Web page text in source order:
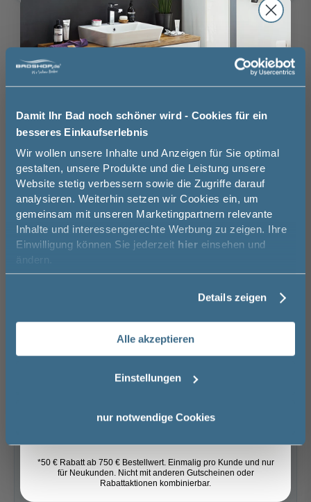
Damit Ihr Bad noch schöner wird - Cookies für ein
besseres Einkaufserlebnis
Wir wollen unsere Inhalte und Anzeigen für Sie optimal
gestalten, unsere Produkte und die Leistung unsere
Website stetig verbessern sowie die Zugriffe darauf
analysieren. Weiterhin setzen wir Cookies ein, um
gemeinsam mit unseren Marketingpartnern relevante
Inhalte und interessengerechte Werbung zu zeigen. Ihre
Einwilligung können Sie jederzeit hier einsehen und
ändern.
Details zeigen
Alle akzeptieren
Einstellungen
nur notwendige Cookies
ohne
Aufmaßservice
mit Aufmaßservice
130,00 €
439,00 €
Auswahl zurücksetzen
Brauchen Sie Hilfe bei der Konfiguration?
Wir beraten Sie gern.
03606 / 50 77 70
Unsere Ausstellung besuchen
Basispreis
1.039,00 €
Versandkostenfrei innerhalb Deutschlands
Versand ins Ausland zzgl.Versandkosten
Artikel merken
Jetzt 50 € sparen!
Melde Sie sich hier zu unserem
Newsletter an und sparen Sie
50€* auf Ihre Bestellung!
Vorname
Email
Anmelden
*50 € Rabatt ab 750 € Bestellwert. Einmalig pro Kunde und nur
für Neukunden. Nicht mit anderen Gutscheinen oder
Rabattaktionen kombinierbar.